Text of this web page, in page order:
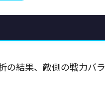
の結果、敵側の戦力バラ